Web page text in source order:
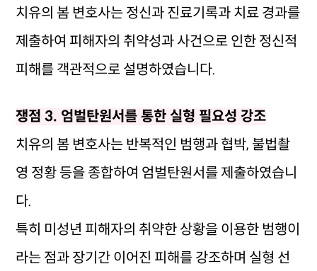
치유의 봄 변호사는 정신과 진료기록과 치료 경과를
제출하여 피해자의 취약성과 사건으로 인한 정신적
피해를 객관적으로 설명하였습니다.
쟁점 3. 엄벌탄원서를 통한 실형 필요성 강조
치유의 봄 변호사는 반복적인 범행과 협박, 불법촬
영 정황 등을 종합하여 엄벌탄원서를 제출하였습니
다.
특히 미성년 피해자의 취약한 상황을 이용한 범행이
라는 점과 장기간 이어진 피해를 강조하며 실형 선